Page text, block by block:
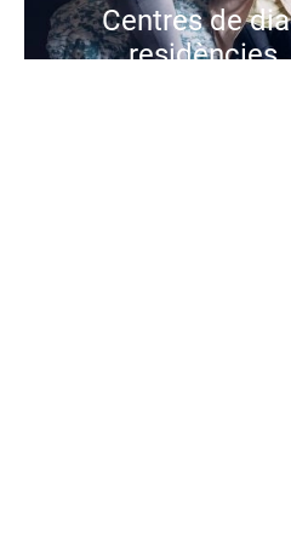
Centres de
residències